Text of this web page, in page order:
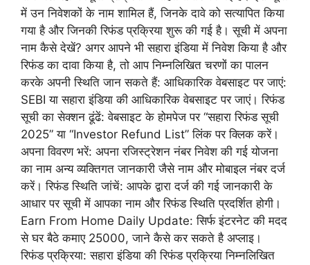
में उन निवेशकों के नाम शामिल हैं, जिनके दावे को सत्यापित किया
गया है और जिनकी रिफंड प्रक्रिया शुरू की गई है। सूची में अपना
नाम कैसे देखें? अगर आपने भी सहारा इंडिया में निवेश किया है और
रिफंड का दावा किया है, तो आप निम्नलिखित चरणों का पालन
करके अपनी स्थिति जान सकते हैं: आधिकारिक वेबसाइट पर जाएं:
SEBI या सहारा इंडिया की आधिकारिक वेबसाइट पर जाएं। रिफंड
सूची का सेक्शन ढूंढें: वेबसाइट के होमपेज पर “सहारा रिफंड सूची
2025” या “Investor Refund List” लिंक पर क्लिक करें।
अपना विवरण भरें: अपना रजिस्ट्रेशन नंबर निवेश की गई योजना
का नाम अन्य व्यक्तिगत जानकारी जैसे नाम और मोबाइल नंबर दर्ज
करें। रिफंड स्थिति जांचें: आपके द्वारा दर्ज की गई जानकारी के
आधार पर सूची में आपका नाम और रिफंड स्थिति प्रदर्शित होगी।
Earn From Home Daily Update: सिर्फ इंटरनेट की मदद
से घर बैठे कमाए 25000, जाने कैसे कर सकते है अप्लाइ।
रिफंड प्रक्रिया: सहारा इंडिया की रिफंड प्रक्रिया निम्नलिखित